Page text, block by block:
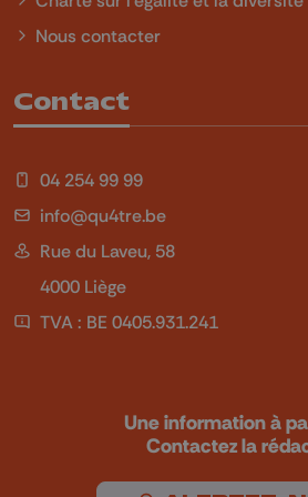
Nous contacter
Contact
04 254 99 99
info@qu4tre.be
Rue du Laveu, 58
4000 Liège
TVA : BE 0405.931.241
Une information à
Contactez la